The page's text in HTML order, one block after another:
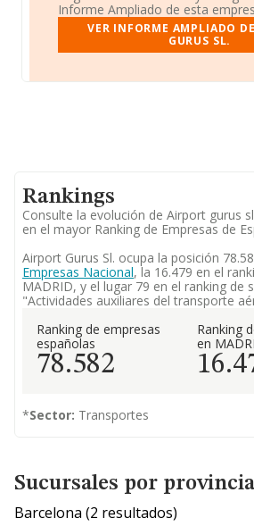
Informe Ampliado de esta
VER INFORME AMPLIADO
GURUS SL.
Rankings
Consulte la evolución de Airport gurus
en el mayor Ranking de Empresas de
Airport Gurus Sl. ocupa la posición
Empresas Nacional, la 16.479 en el
MADRID, y el lugar 79 en el ranking de
"Actividades auxiliares del transporte
Ranking de empresas
españolas
78.582
Ranking
en
*Sector: Transportes
Sucursales por provincia
Barcelona (2 resultados)